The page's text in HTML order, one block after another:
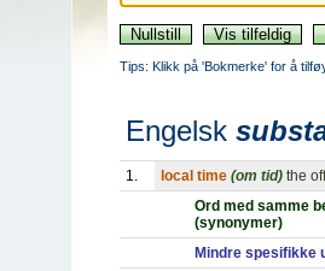
Tips: Klikk på 'Bokmerke' for å
Engelsk
1. local time (om tid) the
Ord med samme
(synonymer)
Mindre spesifikke